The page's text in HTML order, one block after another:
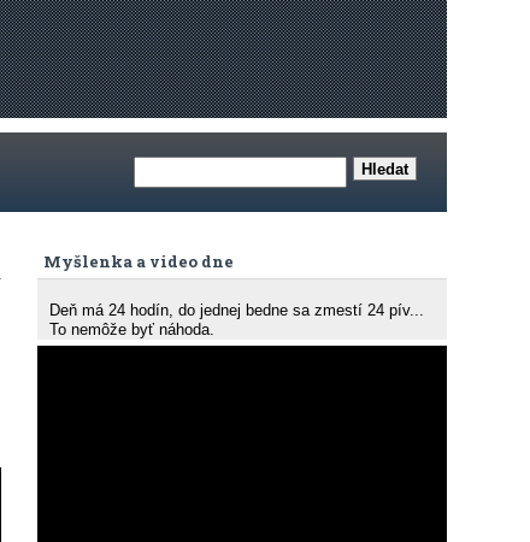
Myšlenka a video dne
Deň má 24 hodín, do jednej bedne sa zmestí 24 pív...
To nemôže byť náhoda.